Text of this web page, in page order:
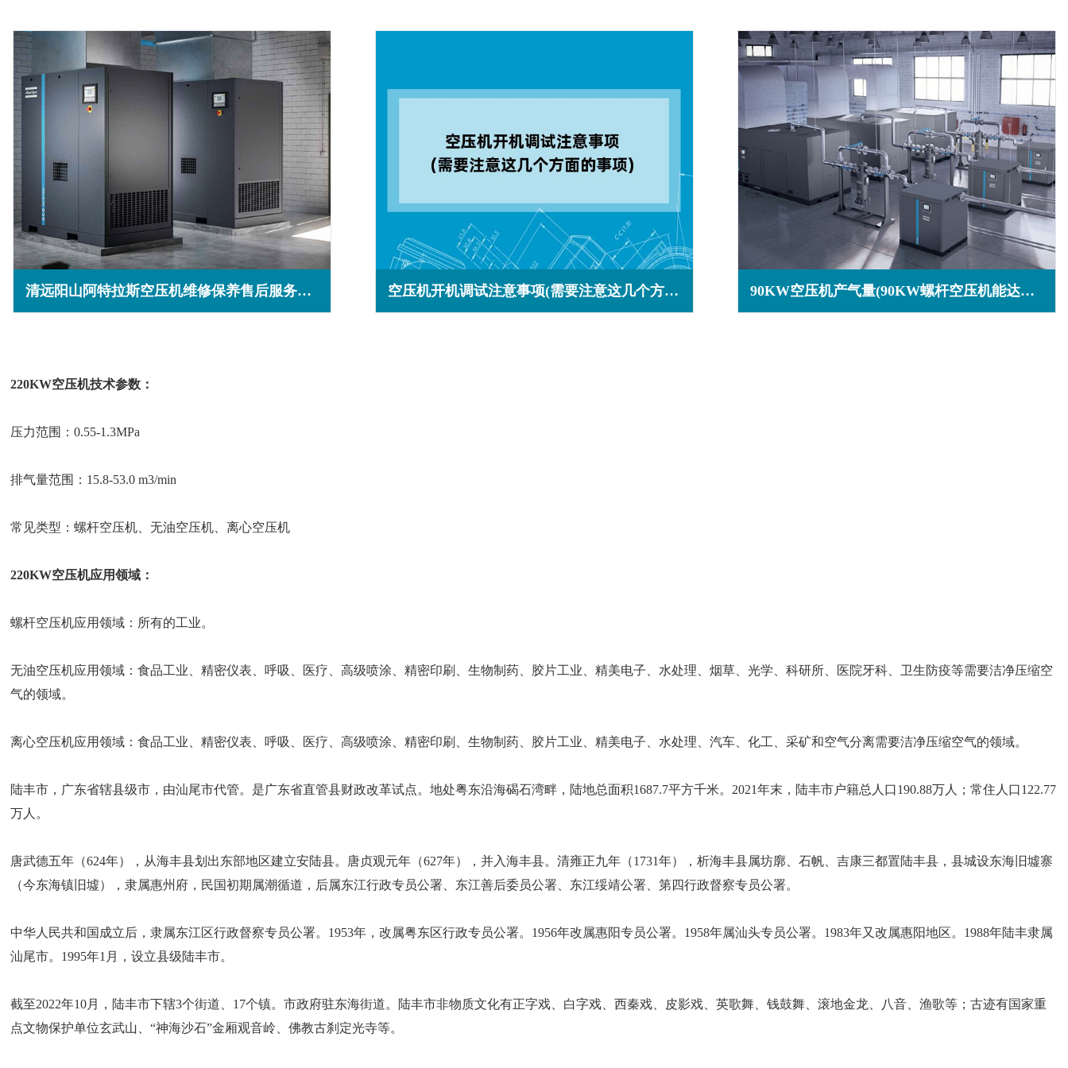
清远阳山阿特拉斯空压机维修保养售后服务电话 空压机开机调试注意事项(需要注意这几个方面的事项) 90KW空压机产气量(90KW螺杆空压机能达到几个压力)
220KW空压机技术参数：
压力范围：0.55-1.3MPa
排气量范围：15.8-53.0 m3/min
常见类型：螺杆空压机、无油空压机、离心空压机
220KW空压机应用领域：
螺杆空压机应用领域：所有的工业。
无油空压机应用领域：食品工业、精密仪表、呼吸、医疗、高级喷涂、精密印刷、生物制药、胶片工业、精美电子、水处理、烟草、光学、科研所、医院牙科、卫生防疫等需要洁净压缩空
气的领域。
离心空压机应用领域：食品工业、精密仪表、呼吸、医疗、高级喷涂、精密印刷、生物制药、胶片工业、精美电子、水处理、汽车、化工、采矿和空气分离需要洁净压缩空气的领域。
陆丰市，广东省辖县级市，由汕尾市代管。是广东省直管县财政改革试点。地处粤东沿海碣石湾畔，陆地总面积1687.7平方千米。2021年末，陆丰市户籍总人口190.88万人；常住人口122.77
万人。
唐武德五年（624年），从海丰县划出东部地区建立安陆县。唐贞观元年（627年），并入海丰县。清雍正九年（1731年），析海丰县属坊廓、石帆、吉康三都置陆丰县，县城设东海旧墟寨
（今东海镇旧墟），隶属惠州府，民国初期属潮循道，后属东江行政专员公署、东江善后委员公署、东江绥靖公署、第四行政督察专员公署。
中华人民共和国成立后，隶属东江区行政督察专员公署。1953年，改属粤东区行政专员公署。1956年改属惠阳专员公署。1958年属汕头专员公署。1983年又改属惠阳地区。1988年陆丰隶属
汕尾市。1995年1月，设立县级陆丰市。
截至2022年10月，陆丰市下辖3个街道、17个镇。市政府驻东海街道。陆丰市非物质文化有正字戏、白字戏、西秦戏、皮影戏、英歌舞、钱鼓舞、滚地金龙、八音、渔歌等；古迹有国家重
点文物保护单位玄武山、“神海沙石”金厢观音岭、佛教古刹定光寺等。